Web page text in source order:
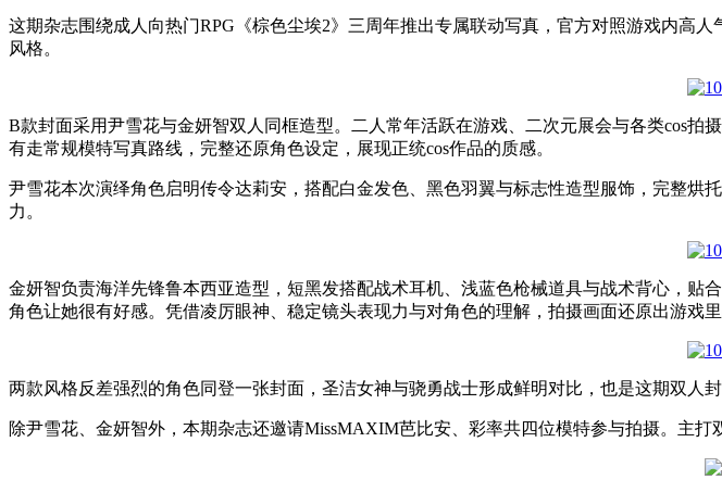
这期杂志围绕成人向热门RPG《棕色尘埃2》三周年推出专属联动写真，官方对照游戏内高
风格。
B款封面采用尹雪花与金妍智双人同框造型。二人常年活跃在游戏、二次元展会与各类cos
有走常规模特写真路线，完整还原角色设定，展现正统cos作品的质感。
尹雪花本次演绎角色启明传令达莉安，搭配白金发色、黑色羽翼与标志性造型服饰，完整
力。
金妍智负责海洋先锋鲁本西亚造型，短黑发搭配战术耳机、浅蓝色枪械道具与战术背心，
角色让她很有好感。凭借凌厉眼神、稳定镜头表现力与对角色的理解，拍摄画面还原出游戏里
两款风格反差强烈的角色同登一张封面，圣洁女神与骁勇战士形成鲜明对比，也是这期双人封
除尹雪花、金妍智外，本期杂志还邀请MissMAXIM芭比安、彩率共四位模特参与拍摄。主打